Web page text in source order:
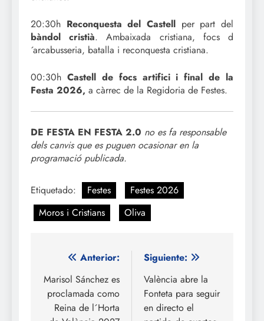
20:30h Reconquesta del Castell per part del
bàndol cristià. Ambaixada cristiana, focs d
´arcabusseria, batalla i reconquesta cristiana.
00:30h Castell de focs artifici i final de la
Festa 2026, a càrrec de la Regidoria de Festes.
DE FESTA EN FESTA 2.0 no es fa responsable
dels canvis que es puguen ocasionar en la
programació publicada.
Etiquetado: Festes
Festes 2026
Moros i Cristians
Oliva
Navegación
de
entradas
Anterior:
Marisol Sánchez es
proclamada como
Reina de l´Horta
Siguiente:
València abre la
Fonteta para seguir
en directo el